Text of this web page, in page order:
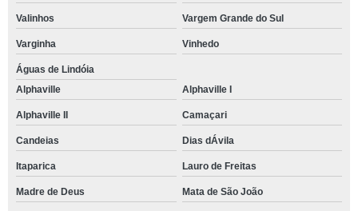
Valinhos Vargem Grande do Sul
Varginha Vinhedo
Águas de Lindóia
Alphaville
Alphaville I
Alphaville II Camaçari
Candeias Dias dÁvila
Itaparica Lauro de Freitas
Madre de Deus Mata de São João